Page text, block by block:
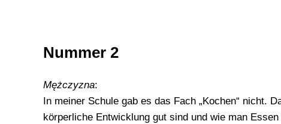
Nummer 2
Mężczyzna:
In meiner Schule gab es das Fach „Kochen“ nicht.
körperliche Entwicklung gut sind und wie man